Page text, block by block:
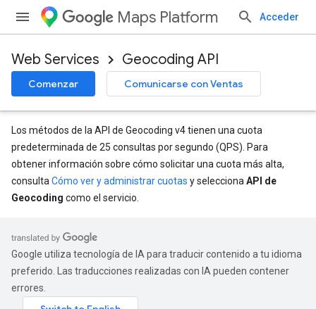
Maps Platform Acceder
Web Services Geocoding API
Comenzar Comunicarse con Ventas
Los métodos de la API de Geocoding v4 tienen una cuota
predeterminada de 25 consultas por segundo (QPS). Para
obtener información sobre cómo solicitar una cuota más alta,
consulta Cómo ver y administrar cuotas y selecciona API de
Geocoding como el servicio.
Google utiliza tecnología de IA para traducir contenido a tu idioma
preferido. Las traducciones realizadas con IA pueden contener
errores.